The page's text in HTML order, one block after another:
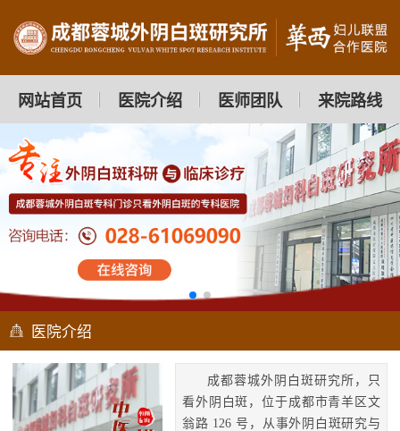
网站首页 医院介绍 医师团队 来院路线
医院介绍
成都蓉城外阴白斑研究所，只
看外阴白斑，位于成都市青羊区文
翁路 126 号，从事外阴白斑研究与